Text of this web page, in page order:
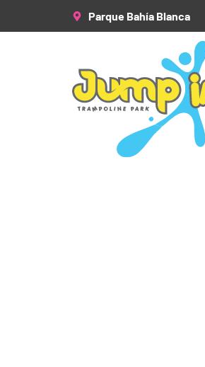
Parque Bahía Blanca